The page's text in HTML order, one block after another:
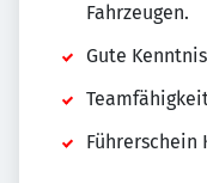
Fahrzeugen.
Gute
Führerschein